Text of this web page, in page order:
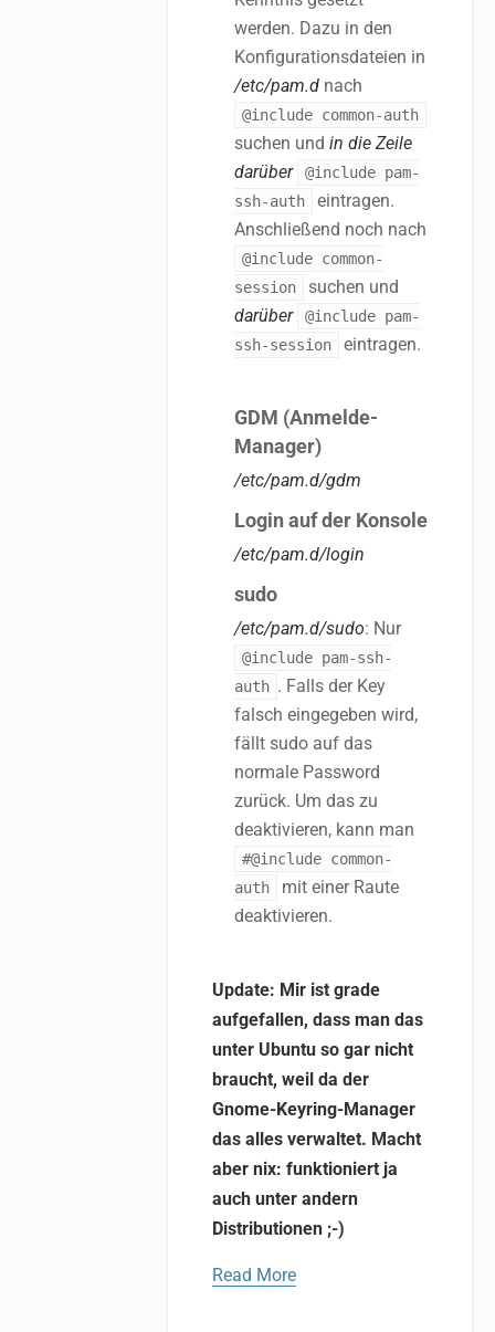
werden. Dazu in den
Konfigurationsdateien in
/etc/pam.dnach
@include common-auth
suchen und in die Zeile
darüber
@include pam-
ssh-auth
eintragen.
Anschließend noch nach
@include common-
session
suchen und
darüber
@include pam-
ssh-session
eintragen.
GDM (Anmelde-
Manager)
/etc/pam.d/gdm
Login auf der Konsole
/etc/pam.d/login
sudo
/etc/pam.d/sudo: Nur
@include pam-ssh-
auth . Falls der Key
falsch eingegeben wird,
fällt sudo auf das
normale Password
zurück. Um das zu
deaktivieren, kann man
#@include common-
auth
mit einer Raute
deaktivieren.
Update: Mir ist grade
aufgefallen, dass man das
unter Ubuntu so gar nicht
braucht, weil da der
Gnome-Keyring-Manager
das alles verwaltet. Macht
aber nix: funktioniert ja
auch unter andern
Distributionen ;-)
Read More